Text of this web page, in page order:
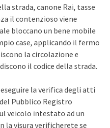
strada, canone Rai, tasse
il contenzioso viene
bloccano un bene mobile
case, applicando il fermo
la circolazione e
il codice della strada.
la verifica degli atti
Pubblico Registro
veicolo intestato ad un
la visura verificherete se